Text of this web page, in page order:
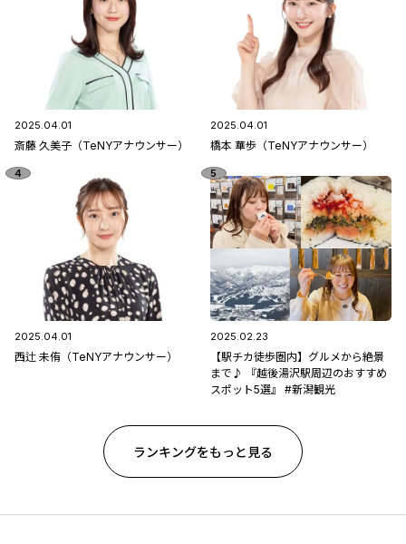
2025.04.01
斎藤 久美子（TeNYアナウンサー）
2025.04.01
橋本 華歩（TeNYアナウンサー）
2025.04.01
西辻 未侑（TeNYアナウンサー）
2025.02.23
【駅チカ徒歩圏内】グルメから絶景
まで♪ 『越後湯沢駅周辺のおすすめ
スポット5選』 #新潟観光
ランキングをもっと見る